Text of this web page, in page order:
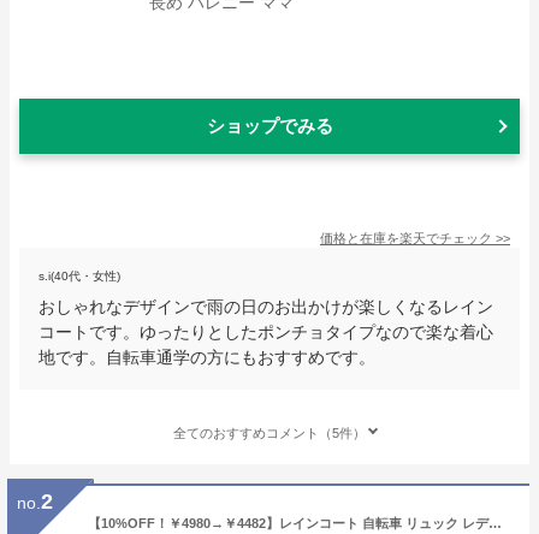
ショップでみる
価格と在庫を楽天でチェック >>
s.i(40代・女性)
おしゃれなデザインで雨の日のお出かけが楽しくなるレイン
コートです。ゆったりとしたポンチョタイプなので楽な着心
地です。自転車通学の方にもおすすめです。
全てのおすすめコメント（5件）
no. 2
【10%OFF！￥4980→￥4482】レインコート 自転車 リュック レディース おしゃれ ママ 送迎 ロング 自転車用レインコート ポンチョ カッパ メンズ レインポンチョ バイク 軽量 雨具 自転車用カッパ 通学 リュック対応 防水撥水加工 《raincoat02》